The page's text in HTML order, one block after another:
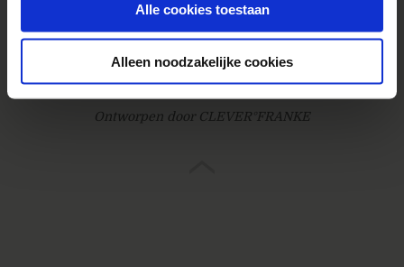
Alle cookies toestaan
Alleen noodzakelijke cookies
Contact
Gebouwd door Online Boswachters
Ontworpen door CLEVER°FRANKE